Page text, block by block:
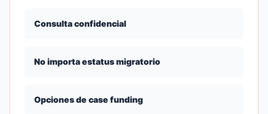
Consulta confidencial
No importa estatus migratorio
Opciones de case funding